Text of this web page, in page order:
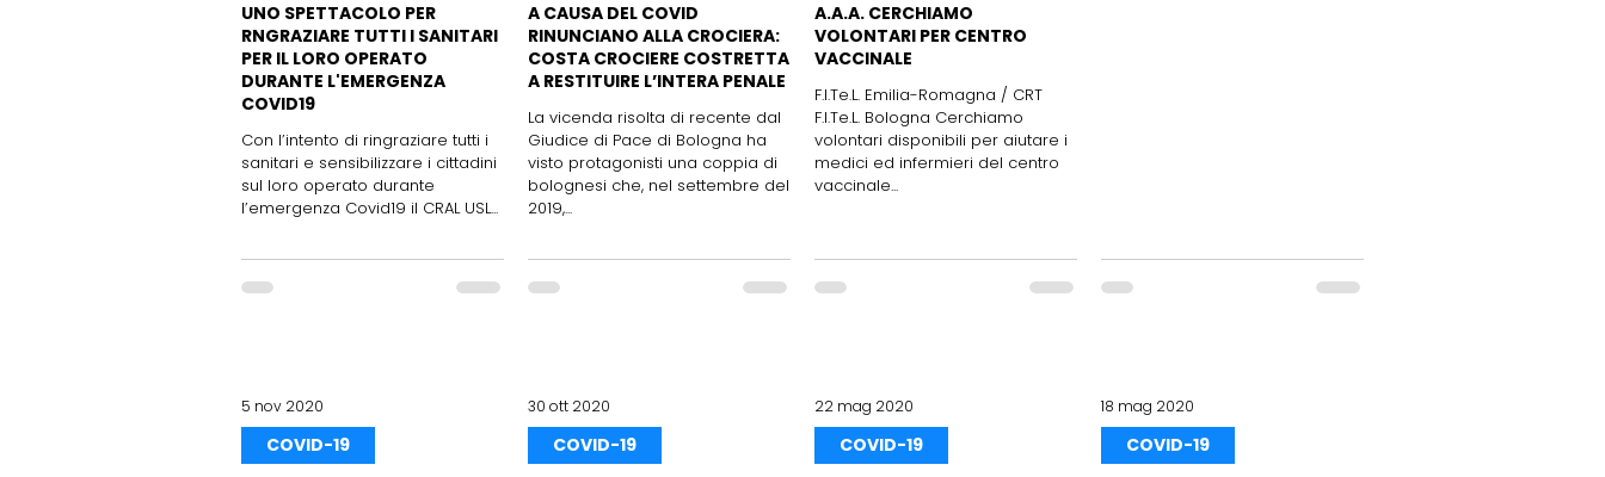
UNO SPETTACOLO PER
RNGRAZIARE TUTTI I SANITARI
PER IL LORO OPERATO
DURANTE L'EMERGENZA
COVID19
Con l’intento di ringraziare tutti i
sanitari e sensibilizzare i cittadini
sul loro operato durante
l’emergenza Covid19 il CRAL USL...
A CAUSA DEL COVID
RINUNCIANO ALLA CROCIERA:
COSTA CROCIERE COSTRETTA
A RESTITUIRE L’INTERA PENALE
La vicenda risolta di recente dal
Giudice di Pace di Bologna ha
visto protagonisti una coppia di
bolognesi che, nel settembre del
2019,...
A.A.A. CERCHIAMO
VOLONTARI PER CENTRO
VACCINALE
F.I.Te.L. Emilia-Romagna / CRT
F.I.Te.L. Bologna Cerchiamo
volontari disponibili per aiutare i
medici ed infermieri del centro
vaccinale...
COVID-19
5 nov 2020
COVID-19
30 ott 2020
COVID-19
22 mag 2020
COVID-19
18 mag 2020